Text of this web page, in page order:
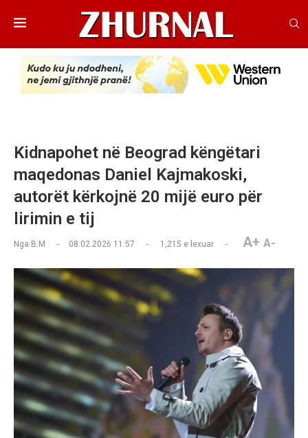
Kidnapohet në Beograd këngëtari
maqedonas Daniel Kajmakoski,
autorët kërkojnë 20 mijë euro për
lirimin e tij
Nga B.M 08.02.2026 11:57 1,215 e lexuar A+ A-